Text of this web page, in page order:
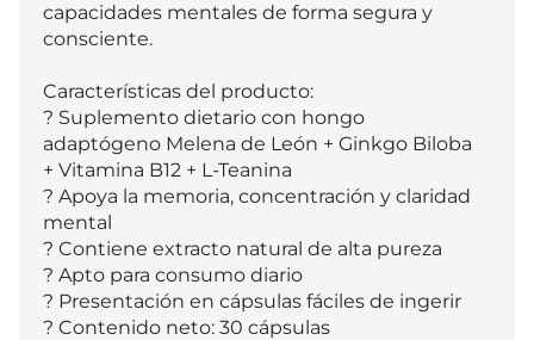
capacidades mentales de forma segura y
consciente.
Características del producto:
? Suplemento dietario con hongo
adaptógeno Melena de León + Ginkgo Biloba
+ Vitamina B12 + L-Teanina
? Apoya la memoria, concentración y claridad
mental
? Contiene extracto natural de alta pureza
? Apto para consumo diario
? Presentación en cápsulas fáciles de ingerir
? Contenido neto: 30 cápsulas